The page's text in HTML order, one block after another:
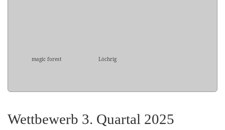
magic forest Löchrig
Wettbewerb 3. Quartal 2025